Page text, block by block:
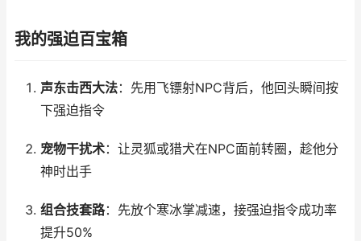
我的强迫百宝箱
声东击西大法：先用飞镖射NPC背后，他回头瞬间按
下强迫指令
宠物干扰术：让灵狐或猎犬在NPC面前转圈，趁他分
神时出手
组合技套路：先放个寒冰掌减速，接强迫指令成功率
提升50%